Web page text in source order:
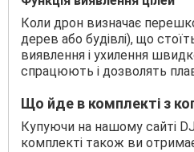
Коли дрон визначає
дерев або будівлі), що
виявлення і ухилення
спрацюють і дозволять
Що йде в комплекті з
Купуючи на нашому сайті
комплекті також ви